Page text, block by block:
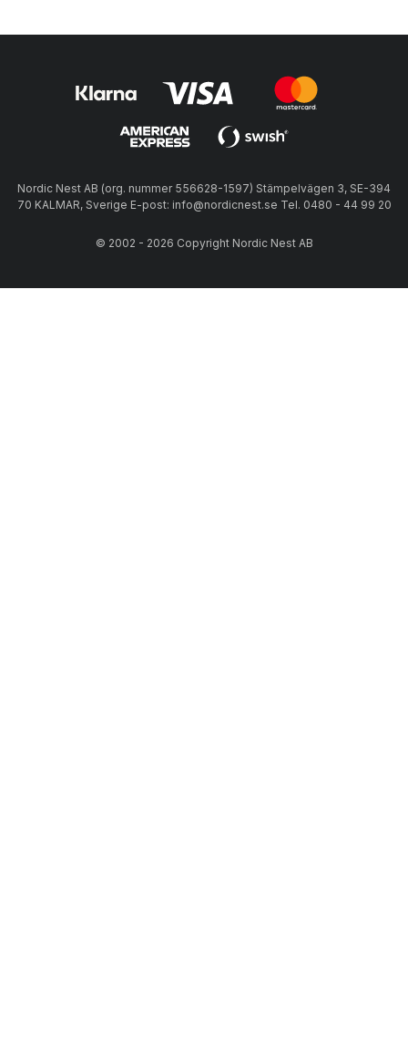
Nordic Nest AB (org. nummer 556628-1597) Stämpelvägen 3, SE-394
70 KALMAR, Sverige E-post: info@nordicnest.se Tel. 0480 - 44 99 20
© 2002 - 2026 Copyright Nordic Nest AB